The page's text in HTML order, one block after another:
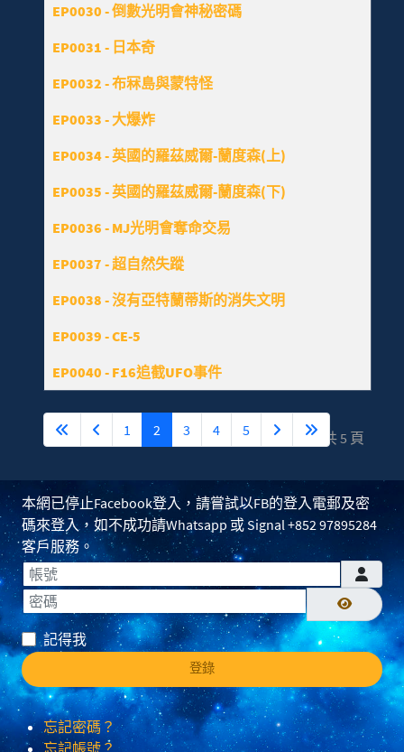
EP0030 - 倒數光明會神秘密碼
EP0031 - 日本奇
EP0032 - 布冧島與蒙特怪
EP0033 - 大爆炸
EP0034 - 英國的羅茲威爾-蘭度森(上)
EP0035 - 英國的羅茲威爾-蘭度森(下)
EP0036 - MJ光明會奪命交易
EP0037 - 超自然失蹤
EP0038 - 沒有亞特蘭蒂斯的消失文明
EP0039 - CE-5
EP0040 - F16追截UFO事件
第 2 頁，共 5 頁
1 2 3 4 5
本網已停止Facebook登入，請嘗試以FB的登入電郵及密
碼來登入，如不成功請Whatsapp 或 Signal +852 97895284
客戶服務。
帳號
密碼
顯示密碼
記得我
登錄
忘記密碼？
忘記帳號？